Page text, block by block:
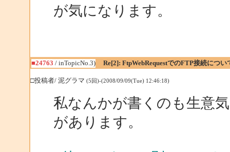
が気になります。
■24763 / inTopicNo.3) Re[2]: FtpWebRequestでのFTP接続につい
□投稿者/ 泥グラマ (5回)-(2008/09/09(Tue) 12:46:18)
私なんかが書くのも生意
があります。